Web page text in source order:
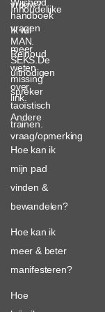
Wijsheid
Inhoudelijke
vragen
Reinoud
uitnodigen
spreker
Andere
vraag/opmerking
handboek
MAN.
SEKS.De
missing
link.
vrouw?
Ik wil
meer
weten
over
taoïstisch
trainen.
Hoe kan ik
mijn pad
vinden &
bewandelen?
Hoe kan ik
meer & beter
manifesteren?
Hoe